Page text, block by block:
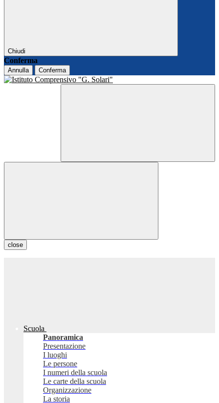
Chiudi
Conferma
Annulla Conferma
close
Scuola
Panoramica
Presentazione
I luoghi
Le persone
I numeri della scuola
Le carte della scuola
Organizzazione
La storia